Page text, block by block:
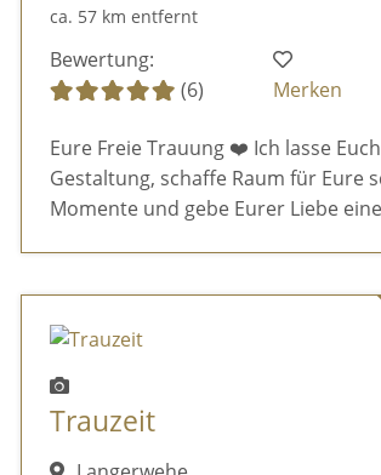
ca. 57 km entfernt
Bewertung:
(6)
Merken
Eure Freie Trauung ❤️ Ich lasse
Gestaltung, schaffe Raum für Eure
Momente und gebe Eurer Liebe
Trauzeit